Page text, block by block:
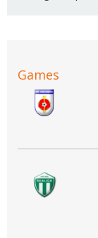
Games